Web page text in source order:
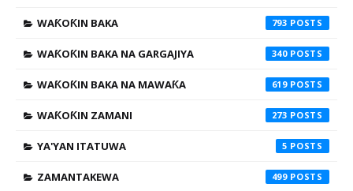
WAƘOƘIN BAKA 793
WAƘOƘIN BAKA NA GARGAJIYA 340
WAƘOƘIN BAKA NA MAWAƘA 619
WAƘOƘIN ZAMANI 273
YA'YAN ITATUWA 5
ZAMANTAKEWA 499